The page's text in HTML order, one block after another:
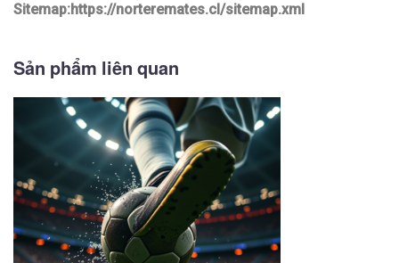
Sitemap:https://norteremates.cl/sitemap.xml
Sản phẩm liên quan